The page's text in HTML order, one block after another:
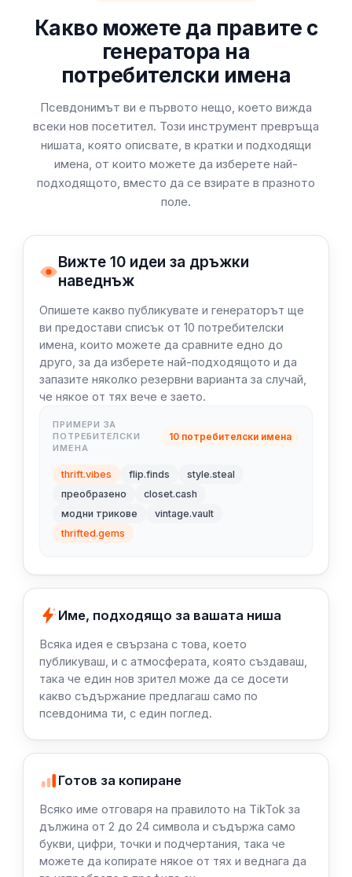
Какво можете да правите с
генератора на
потребителски имена
Псевдонимът ви е първото нещо, което вижда
всеки нов посетител. Този инструмент превръща
нишата, която описвате, в кратки и подходящи
имена, от които можете да изберете най-
подходящото, вместо да се взирате в празното
поле.
Вижте 10 идеи за дръжки
наведнъж
Опишете какво публикувате и генераторът ще
ви предостави списък от 10 потребителски
имена, които можете да сравните едно до
друго, за да изберете най-подходящото и да
запазите няколко резервни варианта за случай,
че някое от тях вече е заето.
ПРИМЕРИ ЗА
ПОТРЕБИТЕЛСКИ
ИМЕНА
10 потребителски имена
thrift.vibes flip.finds
style.steal
преобразено
closet.cash
модни трикове
vintage.vault
thrifted.gems
Име, подходящо за вашата ниша
Всяка идея е свързана с това, което
публикуваш, и с атмосферата, която създаваш,
така че един нов зрител може да се досети
какво съдържание предлагаш само по
псевдонима ти, с един поглед.
Готов за копиране
Всяко име отговаря на правилото на TikTok за
дължина от 2 до 24 символа и съдържа само
букви, цифри, точки и подчертания, така че
можете да копирате някое от тях и веднага да